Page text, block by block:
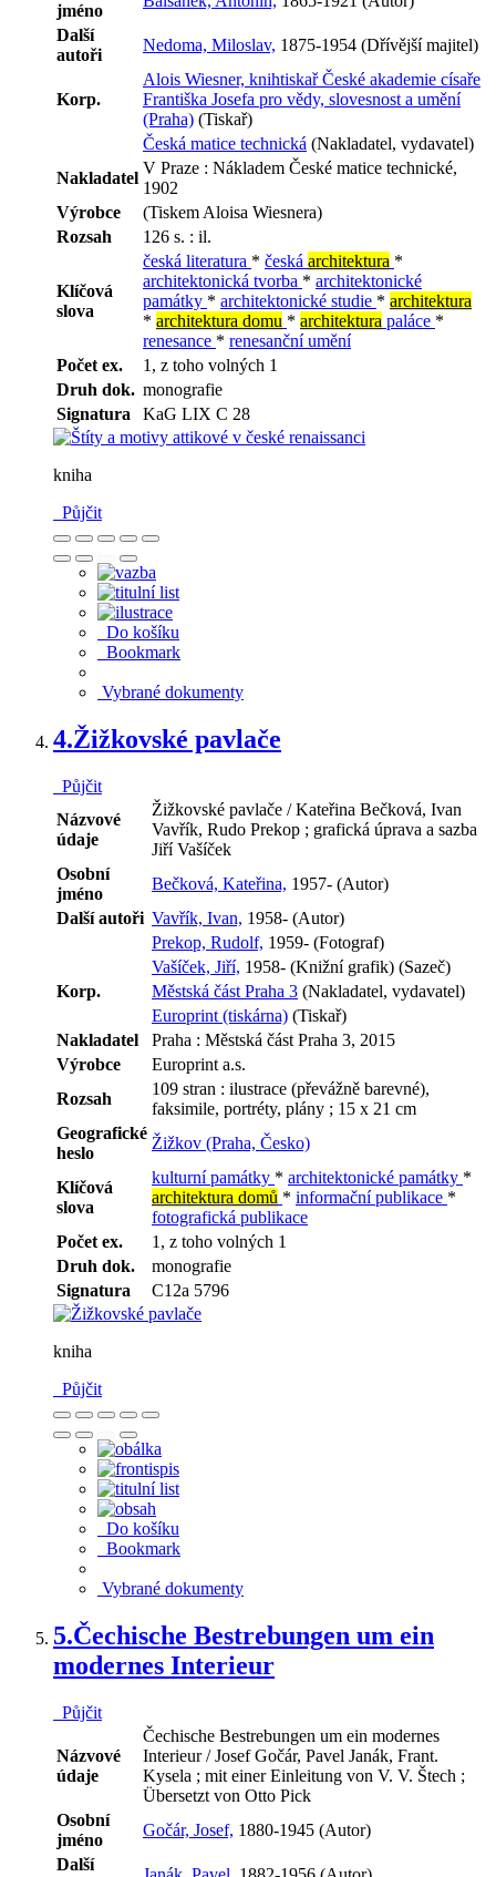
jméno
Další
autoři
Nedoma, Miloslav, 1875-1954 (Dřívější majitel)
Korp.
Alois Wiesner, knihtiskař České akademie císaře
Františka Josefa pro vědy, slovesnost a umění
(Praha) (Tiskař)
Česká matice technická (Nakladatel, vydavatel)
Nakladatel
V Praze : Nákladem České matice technické,
1902
Výrobce
(Tiskem Aloisa Wiesnera)
Rozsah
126 s. : il.
Klíčová
slova
česká literatura * česká architektura *
architektonická tvorba * architektonické
památky * architektonické studie * architektura
* architektura domu * architektura paláce *
renesance * renesanční umění
Počet ex.
1, z toho volných 1
Druh dok. monografie
Signatura
KaG LIX C 28
kniha
Půjčit
Do košíku
Bookmark
Vybrané dokumenty
4.Žižkovské pavlače
Půjčit
Názvové
údaje
Žižkovské pavlače / Kateřina Bečková, Ivan
Vavřík, Rudo Prekop ; grafická úprava a sazba
Jiří Vašíček
Osobní
jméno
Bečková, Kateřina, 1957- (Autor)
Další autoři Vavřík, Ivan, 1958- (Autor)
Prekop, Rudolf, 1959- (Fotograf)
Vašíček, Jiří, 1958- (Knižní grafik) (Sazeč)
Korp.
Městská část Praha 3 (Nakladatel, vydavatel)
Europrint (tiskárna) (Tiskař)
Nakladatel
Praha : Městská část Praha 3, 2015
Výrobce
Europrint a.s.
Rozsah
109 stran : ilustrace (převážně barevné),
faksimile, portréty, plány ; 15 x 21 cm
Geografické
heslo
Žižkov (Praha, Česko)
Klíčová
slova
kulturní památky * architektonické památky *
architektura domů * informační publikace *
fotografická publikace
Počet ex.
1, z toho volných 1
Druh dok.
monografie
Signatura
C12a 5796
kniha
Půjčit
Do košíku
Bookmark
Vybrané dokumenty
5.Čechische Bestrebungen um ein
modernes Interieur
Půjčit
Názvové
údaje
Čechische Bestrebungen um ein modernes
Interieur / Josef Gočár, Pavel Janák, Frant.
Kysela ; mit einer Einleitung von V. V. Štech ;
Übersetzt von Otto Pick
Osobní
jméno
Gočár, Josef, 1880-1945 (Autor)
Další